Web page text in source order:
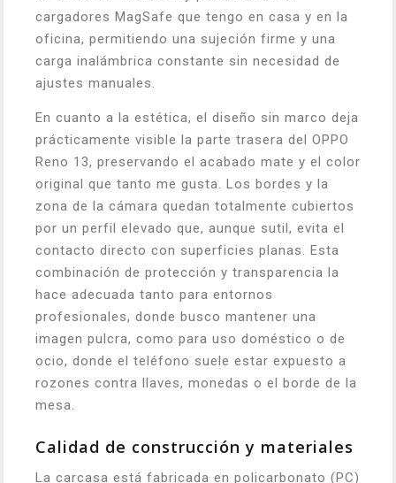
cargadores MagSafe que tengo en casa y en la
oficina, permitiendo una sujeción firme y una
carga inalámbrica constante sin necesidad de
ajustes manuales.
En cuanto a la estética, el diseño sin marco deja
prácticamente visible la parte trasera del OPPO
Reno 13, preservando el acabado mate y el color
original que tanto me gusta. Los bordes y la
zona de la cámara quedan totalmente cubiertos
por un perfil elevado que, aunque sutil, evita el
contacto directo con superficies planas. Esta
combinación de protección y transparencia la
hace adecuada tanto para entornos
profesionales, donde busco mantener una
imagen pulcra, como para uso doméstico o de
ocio, donde el teléfono suele estar expuesto a
rozones contra llaves, monedas o el borde de la
mesa.
Calidad de construcción y materiales
La carcasa está fabricada en policarbonato (PC)